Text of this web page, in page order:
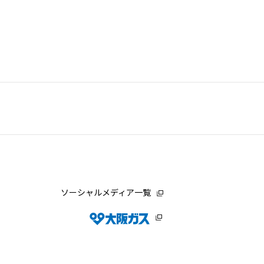
ソーシャルメディア一覧